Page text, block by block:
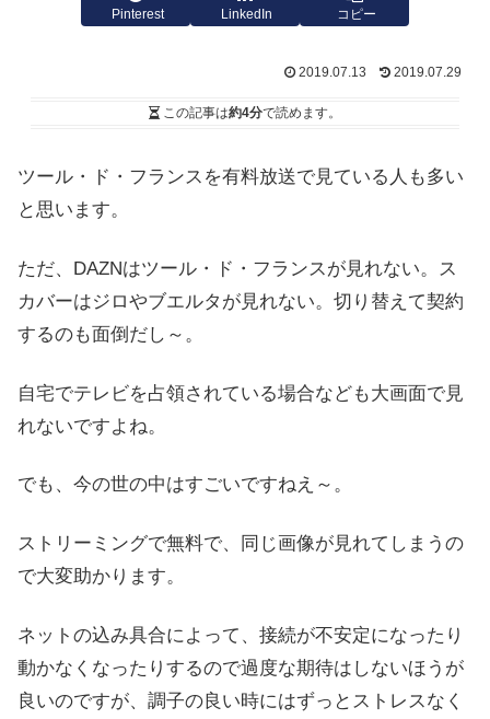
Pinterest LinkedIn コピー
2019.07.13 2019.07.29
この記事は約4分で読めます。
ツール・ド・フランスを有料放送で見ている人も多い
と思います。
ただ、DAZNはツール・ド・フランスが見れない。ス
カバーはジロやブエルタが見れない。切り替えて契約
するのも面倒だし～。
自宅でテレビを占領されている場合なども大画面で見
れないですよね。
でも、今の世の中はすごいですねえ～。
ストリーミングで無料で、同じ画像が見れてしまうの
で大変助かります。
ネットの込み具合によって、接続が不安定になったり
動かなくなったりするので過度な期待はしないほうが
良いのですが、調子の良い時にはずっとストレスなく